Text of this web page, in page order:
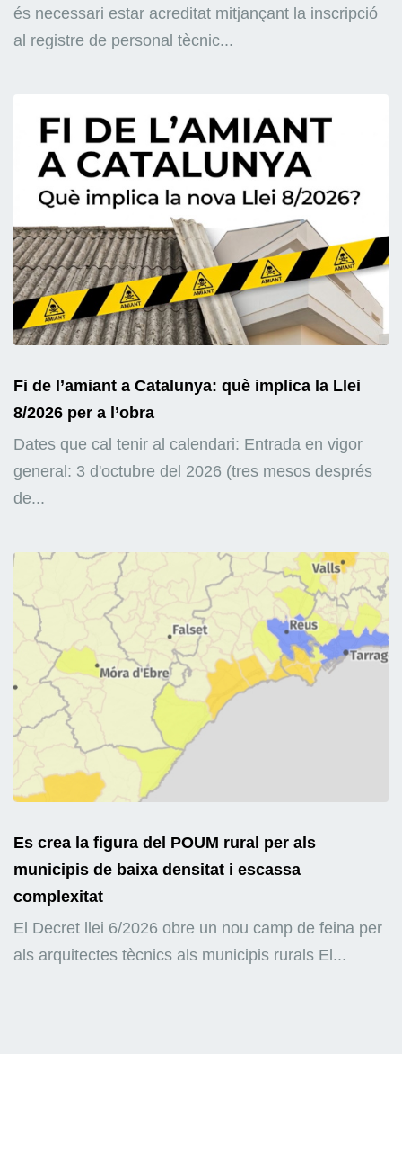
és necessari estar acreditat mitjançant la inscripció
al registre de personal tècnic...
Fi de l’amiant a Catalunya: què implica la Llei
8/2026 per a l’obra
Dates que cal tenir al calendari: Entrada en vigor
general: 3 d'octubre del 2026 (tres mesos després
de...
Es crea la figura del POUM rural per als
municipis de baixa densitat i escassa
complexitat
El Decret llei 6/2026 obre un nou camp de feina per
als arquitectes tècnics als municipis rurals El...